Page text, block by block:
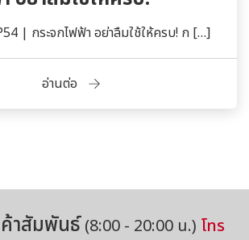
| กระจกไฟฟ้า อย่าลืมใช้ให้ครบ! ก […]
อ่านต่อ
าสัมพันธ์ (8:00 - 20:00 น.) โทร